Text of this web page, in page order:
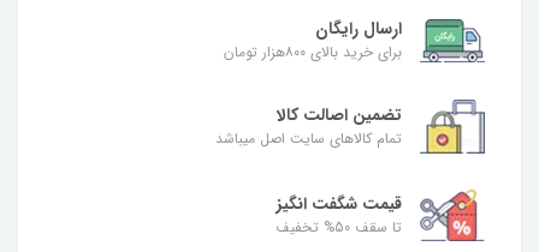
ارسال رایگان
برای خرید بالای ۸۰۰هزار تومان
تضمین اصالت کالا
تمام کالاهای سایت اصل میباشد
قیمت شگفت انگیز
تا سقف 50% تخفیف